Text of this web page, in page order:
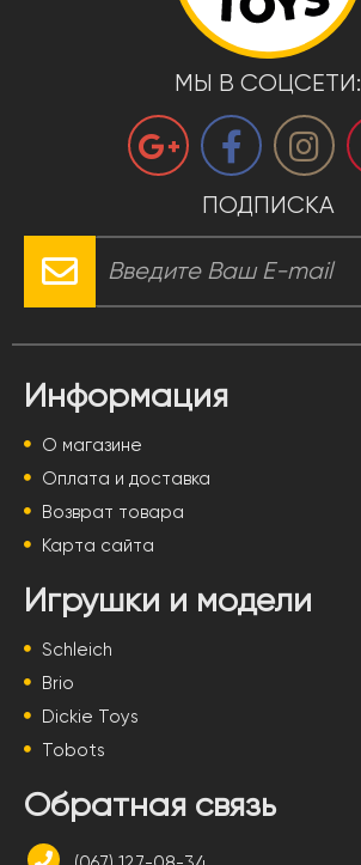
МЫ В СОЦСЕТИ:
ПОДПИСКА
Информация
О магазине
Оплата и доставка
Возврат товара
Карта сайта
Игрушки и модели
Schleich
Brio
Dickie Toys
Tobots
Обратная связь